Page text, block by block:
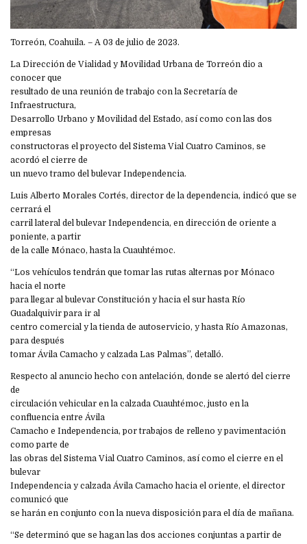
Torreón, Coahuila. – A 03 de julio de 2023.
La Dirección de Vialidad y Movilidad Urbana de Torreón dio a
conocer que
resultado de una reunión de trabajo con la Secretaría de
Infraestructura,
Desarrollo Urbano y Movilidad del Estado, así como con las dos
empresas
constructoras el proyecto del Sistema Vial Cuatro Caminos, se
acordó el cierre de
un nuevo tramo del bulevar Independencia.
Luis Alberto Morales Cortés, director de la dependencia, indicó que se
cerrará el
carril lateral del bulevar Independencia, en dirección de oriente a
poniente, a partir
de la calle Mónaco, hasta la Cuauhtémoc.
“Los vehículos tendrán que tomar las rutas alternas por Mónaco
hacia el norte
para llegar al bulevar Constitución y hacia el sur hasta Río
Guadalquivir para ir al
centro comercial y la tienda de autoservicio, y hasta Río Amazonas,
para después
tomar Ávila Camacho y calzada Las Palmas”, detalló.
Respecto al anuncio hecho con antelación, donde se alertó del cierre
de
circulación vehicular en la calzada Cuauhtémoc, justo en la
confluencia entre Ávila
Camacho e Independencia, por trabajos de relleno y pavimentación
como parte de
las obras del Sistema Vial Cuatro Caminos, así como el cierre en el
bulevar
Independencia y calzada Ávila Camacho hacia el oriente, el director
comunicó que
se harán en conjunto con la nueva disposición para el día de mañana.
“Se determinó que se hagan las dos acciones conjuntas a partir de